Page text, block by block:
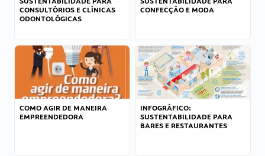
CONSULTÓRIOS E CLÍNICAS
ODONTOLÓGICAS
CONFECÇÃO E MODA
COMO AGIR DE MANEIRA
EMPREENDEDORA
INFOGRÁFICO:
SUSTENTABILIDADE PARA
BARES E RESTAURANTES